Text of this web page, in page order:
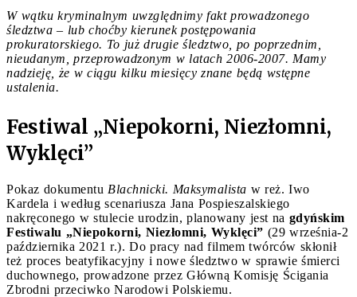
W wątku kryminalnym uwzględnimy fakt prowadzonego
śledztwa – lub choćby kierunek postępowania
prokuratorskiego. To już drugie śledztwo, po poprzednim,
nieudanym, przeprowadzonym w latach 2006-2007. Mamy
nadzieję, że w ciągu kilku miesięcy znane będą wstępne
ustalenia.
Festiwal „Niepokorni, Niezłomni,
Wyklęci”
Pokaz dokumentu Blachnicki. Maksymalista w reż. Iwo
Kardela i według scenariusza Jana Pospieszalskiego
nakręconego w stulecie urodzin, planowany jest na gdyńskim
Festiwalu „Niepokorni, Niezłomni, Wyklęci” (29 września-2
października 2021 r.). Do pracy nad filmem twórców skłonił
też proces beatyfikacyjny i nowe śledztwo w sprawie śmierci
duchownego, prowadzone przez Główną Komisję Ścigania
Zbrodni przeciwko Narodowi Polskiemu.